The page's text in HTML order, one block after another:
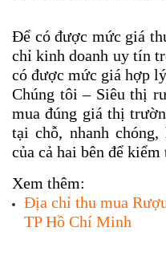
Để có được mức giá
chỉ kinh doanh uy tín
có được mức giá hợp
Chúng tôi – Siêu thị
mua đúng giá thị
tại chỗ, nhanh
của cả hai bên để kiểm
Xem thêm:
Địa chỉ thu mua
TP Hồ Chí Minh